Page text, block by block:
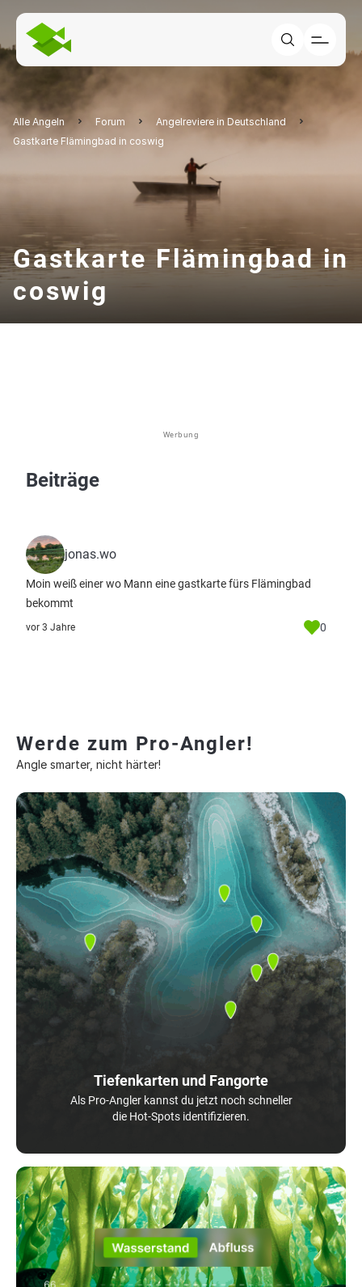
Alle Angeln Forum
Angelreviere in Deutschland
Gastkarte Flämingbad in coswig
Gastkarte Flämingbad in
coswig
Werbung
Beiträge
jonas.wo
Moin weiß einer wo Mann eine gastkarte fürs Flämingbad
bekommt
vor 3 Jahre 0
Werde zum Pro-Angler!
Angle smarter, nicht härter!
Tiefenkarten und Fangorte
Als Pro-Angler kannst du jetzt noch schneller
die Hot-Spots identifizieren.